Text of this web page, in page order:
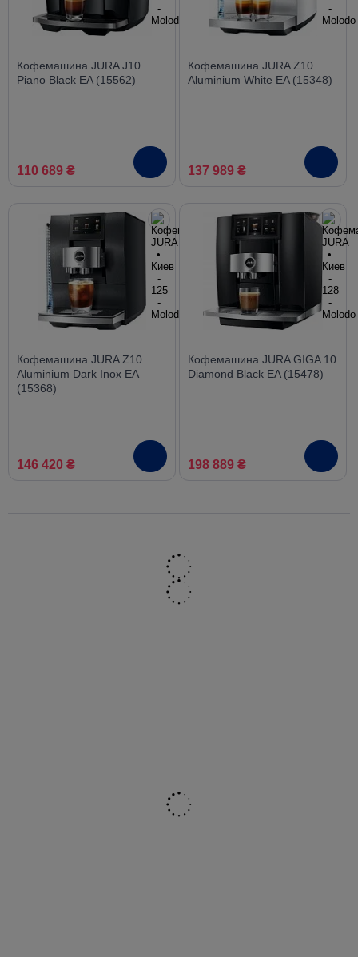
Кофемашина JURA J10
Piano Black EA (15562)
110 689 ₴
Кофемашина JURA Z10
Aluminium White EA (15348)
137 989 ₴
Кофемашина JURA Z10
Aluminium Dark Inox EA
(15368)
146 420 ₴
Кофемашина JURA GIGA 10
Diamond Black EA (15478)
198 889 ₴